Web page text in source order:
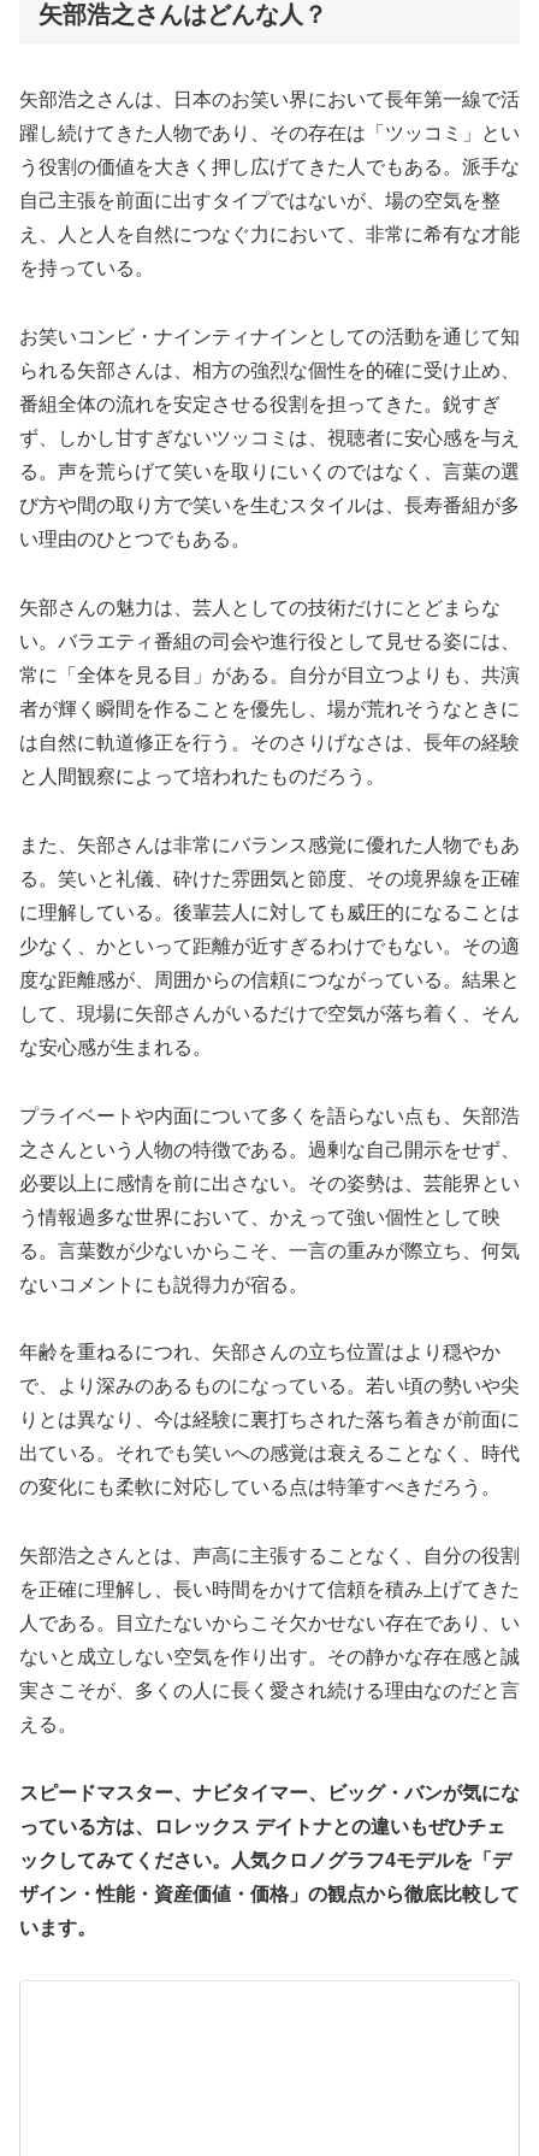
矢部浩之さんはどんな人？
矢部浩之さんは、日本のお笑い界において長年第一線で活
躍し続けてきた人物であり、その存在は「ツッコミ」とい
う役割の価値を大きく押し広げてきた人でもある。派手な
自己主張を前面に出すタイプではないが、場の空気を整
え、人と人を自然につなぐ力において、非常に希有な才能
を持っている。
お笑いコンビ・ナインティナインとしての活動を通じて知
られる矢部さんは、相方の強烈な個性を的確に受け止め、
番組全体の流れを安定させる役割を担ってきた。鋭すぎ
ず、しかし甘すぎないツッコミは、視聴者に安心感を与え
る。声を荒らげて笑いを取りにいくのではなく、言葉の選
び方や間の取り方で笑いを生むスタイルは、長寿番組が多
い理由のひとつでもある。
矢部さんの魅力は、芸人としての技術だけにとどまらな
い。バラエティ番組の司会や進行役として見せる姿には、
常に「全体を見る目」がある。自分が目立つよりも、共演
者が輝く瞬間を作ることを優先し、場が荒れそうなときに
は自然に軌道修正を行う。そのさりげなさは、長年の経験
と人間観察によって培われたものだろう。
また、矢部さんは非常にバランス感覚に優れた人物でもあ
る。笑いと礼儀、砕けた雰囲気と節度、その境界線を正確
に理解している。後輩芸人に対しても威圧的になることは
少なく、かといって距離が近すぎるわけでもない。その適
度な距離感が、周囲からの信頼につながっている。結果と
して、現場に矢部さんがいるだけで空気が落ち着く、そん
な安心感が生まれる。
プライベートや内面について多くを語らない点も、矢部浩
之さんという人物の特徴である。過剰な自己開示をせず、
必要以上に感情を前に出さない。その姿勢は、芸能界とい
う情報過多な世界において、かえって強い個性として映
る。言葉数が少ないからこそ、一言の重みが際立ち、何気
ないコメントにも説得力が宿る。
年齢を重ねるにつれ、矢部さんの立ち位置はより穏やか
で、より深みのあるものになっている。若い頃の勢いや尖
りとは異なり、今は経験に裏打ちされた落ち着きが前面に
出ている。それでも笑いへの感覚は衰えることなく、時代
の変化にも柔軟に対応している点は特筆すべきだろう。
矢部浩之さんとは、声高に主張することなく、自分の役割
を正確に理解し、長い時間をかけて信頼を積み上げてきた
人である。目立たないからこそ欠かせない存在であり、い
ないと成立しない空気を作り出す。その静かな存在感と誠
実さこそが、多くの人に長く愛され続ける理由なのだと言
える。
スピードマスター、ナビタイマー、ビッグ・バンが気にな
っている方は、ロレックス デイトナとの違いもぜひチェ
ックしてみてください。人気クロノグラフ4モデルを「デ
ザイン・性能・資産価値・価格」の観点から徹底比較して
います。